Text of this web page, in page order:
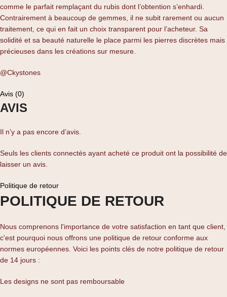
comme le parfait remplaçant du rubis dont l’obtention s’enhardi.
Contrairement à beaucoup de gemmes, il ne subit rarement ou aucun
traitement, ce qui en fait un choix transparent pour l’acheteur. Sa
solidité et sa beauté naturelle le place parmi les pierres discrètes mais
précieuses dans les créations sur mesure.
@Ckystones
Avis (0)
AVIS
Il n’y a pas encore d’avis.
Seuls les clients connectés ayant acheté ce produit ont la possibilité de
laisser un avis.
Politique de retour
POLITIQUE DE RETOUR
Nous comprenons l'importance de votre satisfaction en tant que client,
c'est pourquoi nous offrons une politique de retour conforme aux
normes européennes. Voici les points clés de notre politique de retour
de 14 jours :
Les designs ne sont pas remboursable